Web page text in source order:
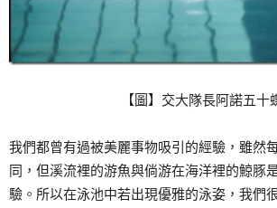
【圖】交大隊長阿諾五十
我們都曾有過被美麗事物吸引的經驗，雖然
同，但溪流裡的游魚與倘游在海洋裡的鯨豚
驗。所以在泳池中若出現優雅的泳姿，我們